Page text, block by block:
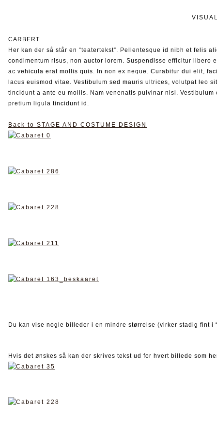
CARBERT
Her kan der så står en “teatertekst”. Pellentesque id nibh et felis
condimentum risus, non auctor lorem. Suspendisse efficitur
ac vehicula erat mollis quis. In non ex neque. Curabitur dui elit,
lacus euismod vitae. Vestibulum sed mauris ultrices, volutpat leo
tincidunt a ante eu mollis. Nam venenatis pulvinar nisi.
pretium ligula tincidunt id.
Back to STAGE AND COSTUME DESIGN
Du kan vise nogle billeder i en mindre størrelse (virker stadig fint i
Hvis det ønskes så kan der skrives tekst ud for hvert billede som